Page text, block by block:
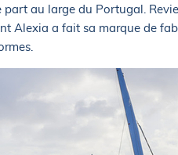
part au large du Portugal.
Alexia a fait sa marque de